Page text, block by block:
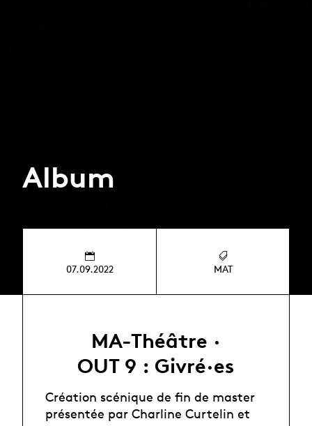
Album
07.09.2022 MAT
MA-Théâtre ·
OUT 9 : Givré·es
Création scénique de fin de master
présentée par Charline Curtelin et